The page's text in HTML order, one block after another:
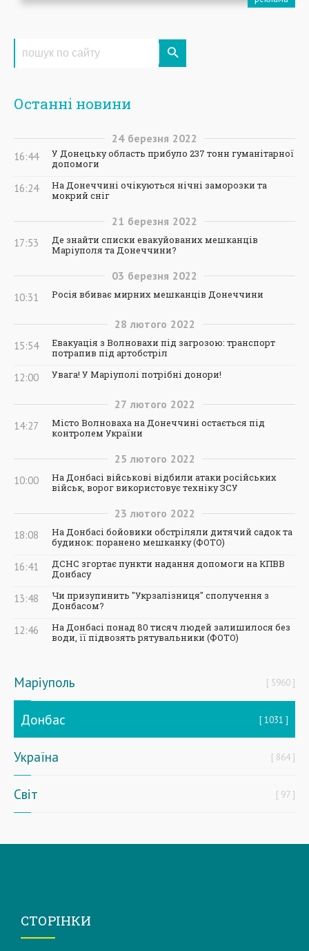
Останні новини
24 березня 2022
16:44
У Донецьку область прибуло 237 тонн гуманітарної
допомоги
16:24
На Донеччині очікуються нічні заморозки та
мокрий сніг
21 березня 2022
17:53
Де знайти списки евакуйованих мешканців
Маріуполя та Донеччини?
03 березня 2022
10:31 Росія вбиває мирних мешканців Донеччини
28 лютого 2022
15:54
Евакуація з Волновахи під загрозою: транспорт
потрапив під артобстріл
12:00 Увага! У Маріуполі потрібні донори!
27 лютого 2022
14:27
Місто Волноваха на Донеччині остається під
контролем України
25 лютого 2022
10:00
На Донбасі військові відбили атаки російських
військ, ворог використовує техніку ЗСУ
23 лютого 2022
18:08
На Донбасі бойовики обстріляли дитячий садок та
будинок: поранено мешканку (ФОТО)
16:41
ДСНС згортає пункти надання допомоги на КПВВ
Донбасу
13:48
Чи призупинить "Укрзалізниця" сполучення з
Донбасом?
12:46
На Донбасі понад 80 тисяч людей залишилося без
води, її підвозять рятувальники (ФОТО)
Маріуполь 5960
Донбас 1031
Україна 864
Світ 97
СТОРІНКИ